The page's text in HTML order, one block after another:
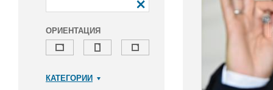
ОРИЕНТАЦИЯ
КАТЕГОРИИ